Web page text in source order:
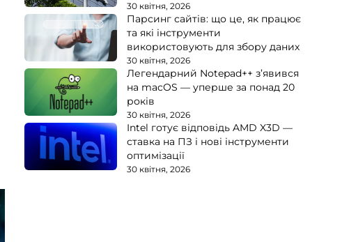
30 квітня, 2026
Парсинг сайтів: що це, як працює
та які інструменти
використовують для збору даних
30 квітня, 2026
Легендарний Notepad++ з’явився
на macOS — уперше за понад 20
років
30 квітня, 2026
Intel готує відповідь AMD X3D —
ставка на ПЗ і нові інструменти
оптимізації
30 квітня, 2026